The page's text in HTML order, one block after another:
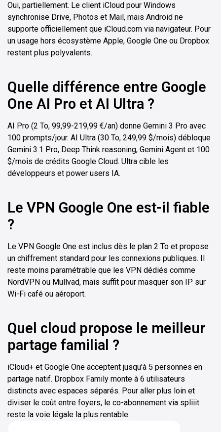
Oui, partiellement. Le client iCloud pour Windows
synchronise Drive, Photos et Mail, mais Android ne
supporte officiellement que iCloud.com via navigateur. Pour
un usage hors écosystème Apple, Google One ou Dropbox
restent plus polyvalents.
Quelle différence entre Google
One AI Pro et AI Ultra ?
AI Pro (2 To, 99,99-219,99 €/an) donne Gemini 3 Pro avec
100 prompts/jour. AI Ultra (30 To, 249,99 $/mois) débloque
Gemini 3.1 Pro, Deep Think reasoning, Gemini Agent et 100
$/mois de crédits Google Cloud. Ultra cible les
développeurs et power users IA.
Le VPN Google One est-il fiable
?
Le VPN Google One est inclus dès le plan 2 To et propose
un chiffrement standard pour les connexions publiques. Il
reste moins paramétrable que les VPN dédiés comme
NordVPN ou Mullvad, mais suffit pour masquer son IP sur
Wi-Fi café ou aéroport.
Quel cloud propose le meilleur
partage familial ?
iCloud+ et Google One acceptent jusqu'à 5 personnes en
partage natif. Dropbox Family monte à 6 utilisateurs
distincts avec espaces séparés. Pour aller plus loin et
diviser le coût entre foyers, le co-abonnement via spliiit
reste la voie légale la plus rentable.